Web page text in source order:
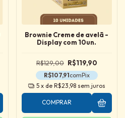
Brownie Creme de avelã -
Display com 10un.
R$129,00 R$119,90
R$107,91comPix
5 x de R$23,98 sem juros
COMPRAR